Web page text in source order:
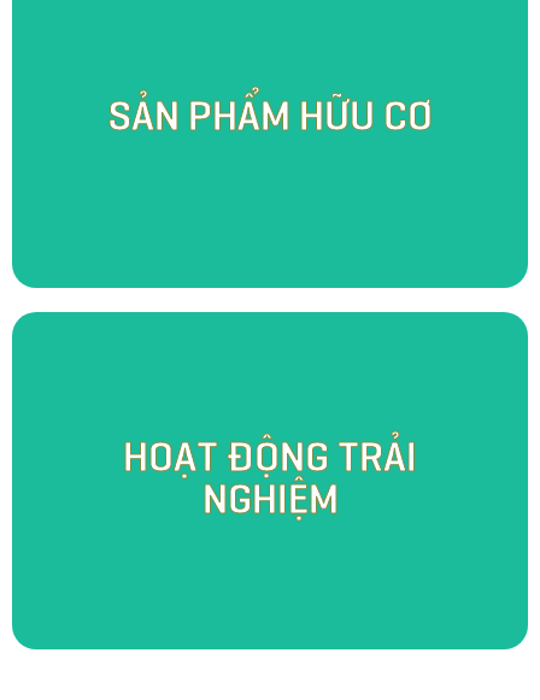
SẢN PHẨM HỮU CƠ
hương thơm của những ấp ủ và tâm huyết đem đến sản phẩm tươi sạch
và an toàn cho người sử dụng. Tại đây, bạn có thể nghe thấy tiếng cá
quẫy nước nơi mặt hồ, nghe tiếng gà gáy vào mỗi buổi sớm mai, nghe
HOẠT ĐỘNG TRẢI
NGHIỆM
Một ngày tại SomoFarm Cửu Long, bạn sẽ được hóa thân thành người
con miền Tây thực thụ với những hoạt động trải nghiệm đặc trưng đầy
thú vị như câu cá, bơi thuyền, tát mương bắt cá, chăm sóc và thu hoạch
rau củ, trái cây. Bên cạnh đó, bạn còn có cơ hội trực tiếp tham quan lò
rượu chưng cất “Cửu Long Mỹ Tửu” - nơi lưu giữ nét đẹp truyền thống